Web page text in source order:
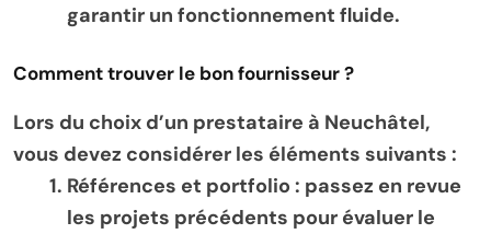
garantir un fonctionnement fluide.
Comment trouver le bon fournisseur ?
Lors du choix d’un prestataire à Neuchâtel,
vous devez considérer les éléments suivants :
Références et portfolio : passez en revue
les projets précédents pour évaluer le